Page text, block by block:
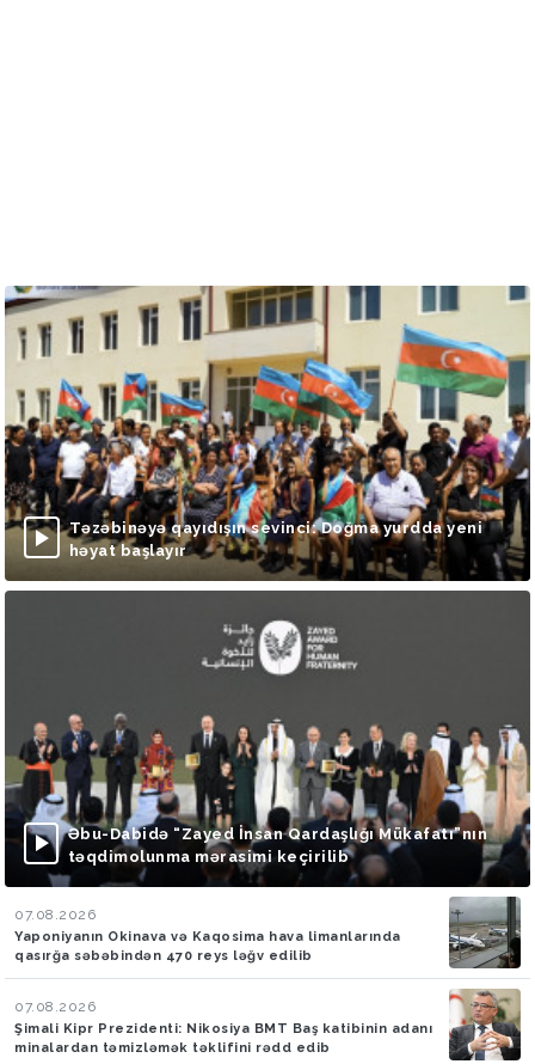
Təzəbinəyə qayıdışın sevinci: Doğma yurdda yeni
həyat başlayır
Əbu-Dabidə “Zayed İnsan Qardaşlığı Mükafatı”nın
təqdimolunma mərasimi keçirilib
07.08.2026
Yaponiyanın Okinava və Kaqosima hava limanlarında
qasırğa səbəbindən 470 reys ləğv edilib
07.08.2026
Şimali Kipr Prezidenti: Nikosiya BMT Baş katibinin adanı
minalardan təmizləmək təklifini rədd edib